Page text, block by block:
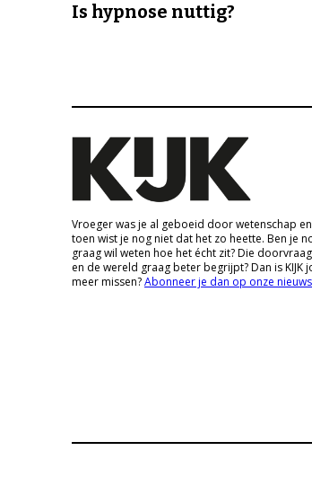
Is hypnose nuttig?
Vroeger was je al geboeid door wetenschap
toen wist je nog niet dat het zo heette. Ben je
graag wil weten hoe het écht zit? Die
en de wereld graag beter begrijpt? Dan is KIJK
meer missen?Abonneer je dan op onze